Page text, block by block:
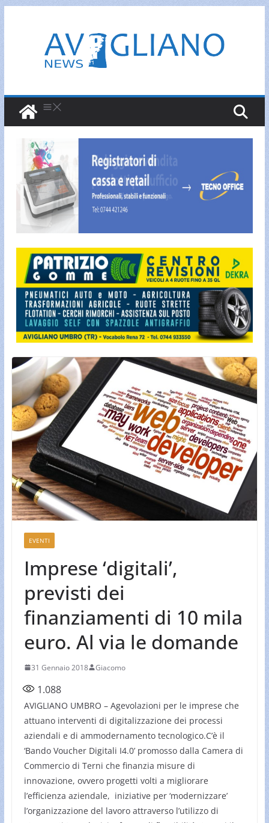
contenuto
EVENTI
Imprese ‘digitali’,
previsti dei
finanziamenti di 10 mila
euro. Al via le domande
31 Gennaio 2018 Giacomo
1.088
AVIGLIANO UMBRO – Agevolazioni per le imprese che
attuano interventi di digitalizzazione dei processi
aziendali e di ammodernamento tecnologico.C’è il
‘Bando Voucher Digitali I4.0’ promosso dalla Camera di
Commercio di Terni che finanzia misure di
innovazione, ovvero progetti volti a migliorare
l’efficienza aziendale, iniziative per ‘modernizzare’
l’organizzazione del lavoro attraverso l’utilizzo di